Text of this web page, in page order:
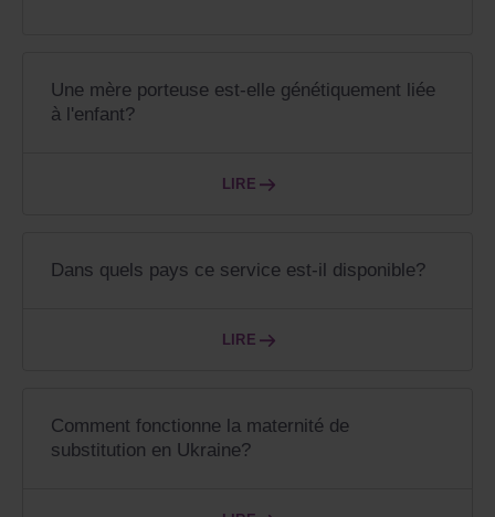
Une mère porteuse est-elle génétiquement liée
à l'enfant?
LIRE
Dans quels pays ce service est-il disponible?
LIRE
Comment fonctionne la maternité de
substitution en Ukraine?